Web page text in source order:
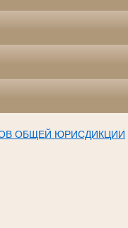
ОБЩЕЙ ЮРИСДИКЦИИ